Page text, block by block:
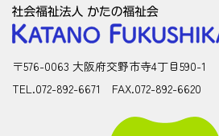
〒576-0063 大阪府交野市寺4丁目590-1
TEL.072-892-6671 FAX.072-892-6620